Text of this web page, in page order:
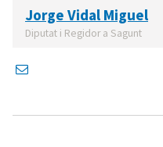
Jorge Vidal Miguel
Diputat i Regidor a Sagunt